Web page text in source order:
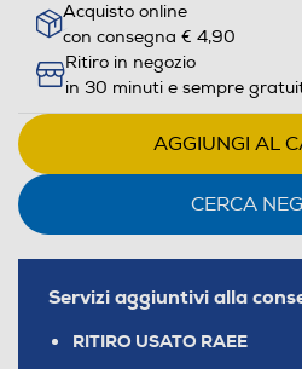
Acquisto online
con consegna € 4,90
Ritiro in negozio
in 30 minuti e sempre
AGGIUNGI AL
CERCA
Servizi aggiuntivi alla
RITIRO USATO RAEE